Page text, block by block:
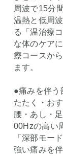
周波で15分
温熱と低周
る「温治療
な体のケア
療コースか
ます。
●痛みを伴う
たたく・お
腰・あし・
00Hzの高い
「深部モー
強い痛みを